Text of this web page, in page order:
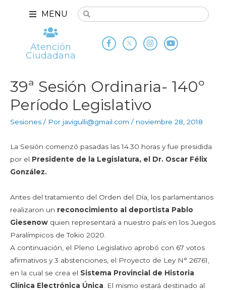
MENU
Atención
Ciudadana
39ª Sesión Ordinaria- 140º
Período Legislativo
Sesiones / Por javigulli@gmail.com / noviembre 28, 2018
La Sesión comenzó pasadas las 14.30 horas y fue presidida
por el Presidente de la Legislatura, el Dr. Oscar Félix
González.
Antes del tratamiento del Orden del Día, los parlamentarios
realizaron un reconocimiento al deportista Pablo
Giesenow quien representará a nuestro país en los Juegos
Paralímpicos de Tokio 2020.
A continuación, el Pleno Legislativo aprobó con 67 votos
afirmativos y 3 abstenciones, el Proyecto de Ley N° 26761,
en la cual se crea el Sistema Provincial de Historia
Clínica Electrónica Única . El mismo estará destinado al